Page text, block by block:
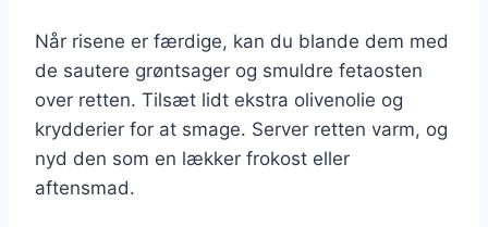
Når risene er færdige, kan du blande dem med
de sautere grøntsager og smuldre fetaosten
over retten. Tilsæt lidt ekstra olivenolie og
krydderier for at smage. Server retten varm, og
nyd den som en lækker frokost eller
aftensmad.